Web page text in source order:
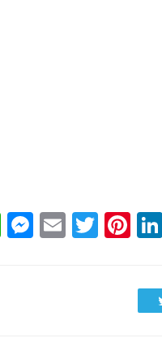
WhatsApp
Messenger
Email